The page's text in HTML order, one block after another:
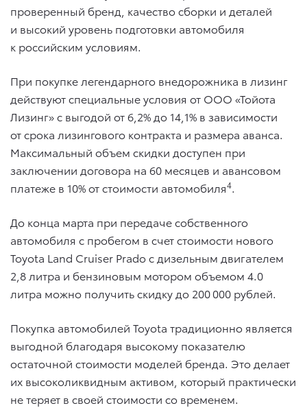
проверенный бренд, качество сборки и деталей
и высокий уровень подготовки автомобиля
к российским условиям.
При покупке легендарного внедорожника в лизинг
действуют специальные условия от ООО «Тойота
Лизинг» с выгодой от 6,2% до 14,1% в зависимости
от срока лизингового контракта и размера аванса.
Максимальный объем скидки доступен при
заключении договора на 60 месяцев и авансовом
платеже в 10% от стоимости автомобиля4.
До конца марта при передаче собственного
автомобиля с пробегом в счет стоимости нового
Toyota Land Cruiser Prado с дизельным двигателем
2,8 литра и бензиновым мотором объемом 4.0
литра можно получить скидку до 200 000 рублей.
Покупка автомобилей Toyota традиционно является
выгодной благодаря высокому показателю
остаточной стоимости моделей бренда. Это делает
их высоколиквидным активом, который практически
не теряет в своей стоимости со временем.